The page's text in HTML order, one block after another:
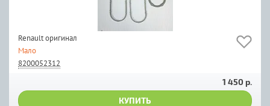
Renault оригинал
Мало
8200052312
1 450 р.
КУПИТЬ